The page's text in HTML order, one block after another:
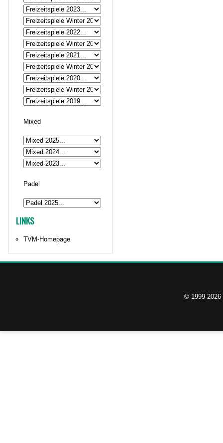
Mixed
Padel
LINKS
TVM-Homepage
© 1999-2026